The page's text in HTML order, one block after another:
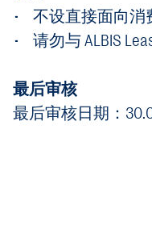
• 不设直接面向消
• 请勿与 ALBIS
最后审核
最后审核日期：